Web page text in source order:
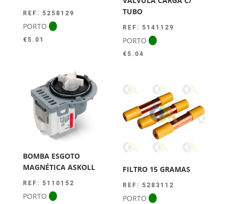
REF: 5258129
PORTO
€ 5.01
TUBO
REF: 5141129
PORTO
€ 5.04
BOMBA ESGOTO
MAGNÉTICA ASKOLL
REF: 5110152
PORTO
FILTRO 15 GRAMAS
REF: 5283112
PORTO